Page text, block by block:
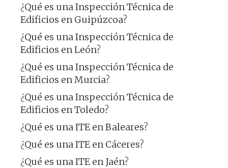
¿Qué es una Inspección Técnica de
Edificios en Guipúzcoa?
¿Qué es una Inspección Técnica de
Edificios en León?
¿Qué es una Inspección Técnica de
Edificios en Murcia?
¿Qué es una Inspección Técnica de
Edificios en Toledo?
¿Qué es una ITE en Baleares?
¿Qué es una ITE en Cáceres?
¿Qué es una ITE en Jaén?